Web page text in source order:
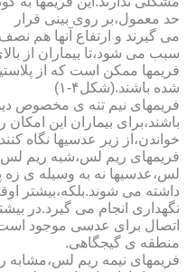
حد معمول،بر روی بینی قرار
می گیرند و ارتفاع آنها هم
سبب می شود،تا بیماران از
فریمها ممکن است که از
شده باشند.(شکل۴-۱)
فریمهای نیم تنه ی مخصوص
باشند،برای بیماران این
خواندن،از زیر عدسیها نگاه
فریمهای ریم لس،شبه ریم لس
لس،عدسیها نه به وسیله ی زه
داشته می شوند.بلکه،بیشتر
نگهداری انجام می گیرد.در
اتصال برای عدسی موجود
منطقه ی گیجگاهی.
فریمهای نیمه ریم لس،مشابه